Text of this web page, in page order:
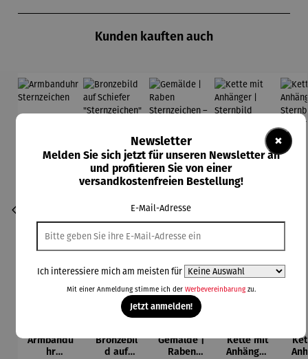
Kunden kauften auch
Armbandu
hr
Bronzebil
d auf
Gemälde |
Raben
Kette mit
Anhänger
×
Newsletter
Melden Sie sich jetzt für unseren Newsletter an
und profitieren Sie von einer
versandkostenfreien Bestellung!
E-Mail-Adresse
Ich interessiere mich am meisten für
Mit einer Anmeldung stimme ich der Werbevereinbarungzu.
Jetzt anmelden!